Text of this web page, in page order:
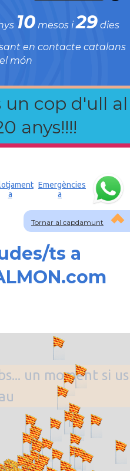
10 mesos i29 dies
en contacte catalans
món
un cop d'ull al
anys!!!!
Tornar al capdamunt
a
Emergències
a
ts a
un moment si us